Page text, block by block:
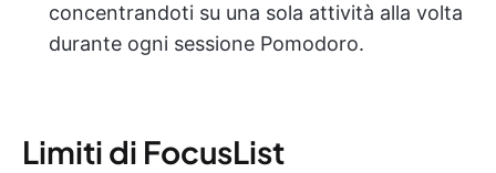
concentrandoti su una sola attività alla volta
durante ogni sessione Pomodoro.
Limiti di FocusList